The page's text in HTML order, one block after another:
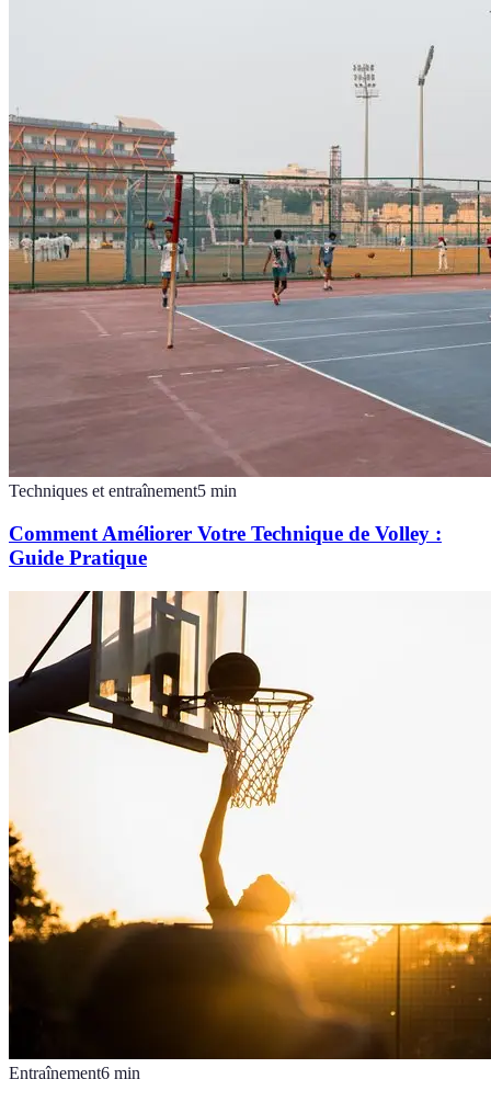
Techniques et entraînement5 min
Comment Améliorer Votre Technique de Volley :
Guide Pratique
Entraînement6 min